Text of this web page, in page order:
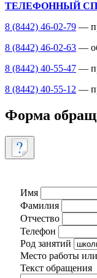
ТЕЛЕФОННЫЙ
8 (8442) 46-02-79 —
8 (8442) 46-02-63 —
8 (8442) 40-55-47 —
8 (8442) 40-55-12 —
Форма
Имя
Фамилия
Отчество
Телефон
Род занятий
Место работы
Текст обращения